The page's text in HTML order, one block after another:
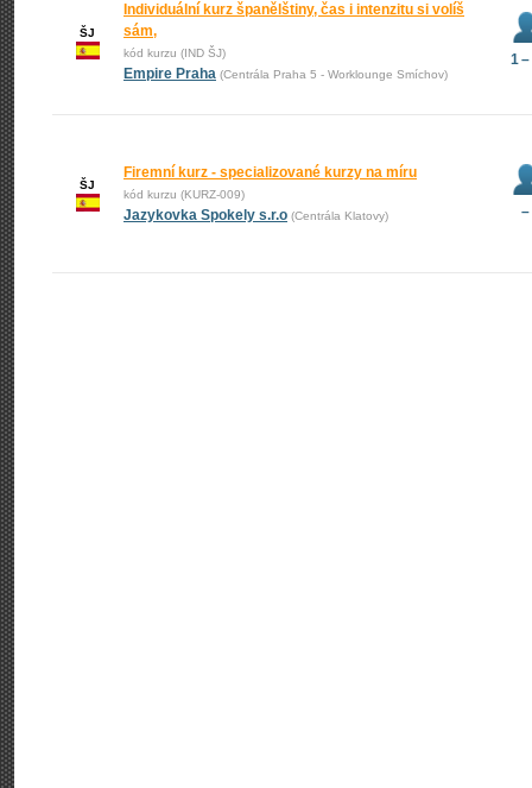
ŠJ
Individuální kurz španělštiny, čas i intenzitu si volíš
sám,
kód kurzu (IND ŠJ)
Empire Praha (Centrála Praha 5 - Worklounge Smíchov)
1
ŠJ
Firemní kurz - specializované kurzy na míru
kód kurzu (KURZ-009)
Jazykovka Spokely s.r.o (Centrála Klatovy) –